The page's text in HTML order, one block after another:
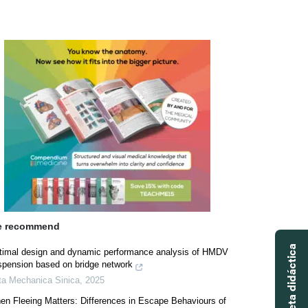
recommend
design and dynamic performance analysis of HMDV
based on bridge network
Mechanica Sinica, 2025
Fleeing Matters: Differences in Escape Behaviours of